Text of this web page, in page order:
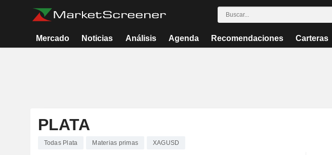
Mercado Noticias Análisis Agenda Recomendaciones Carteras
PLATA
Todas Plata Materias primas XAGUSD